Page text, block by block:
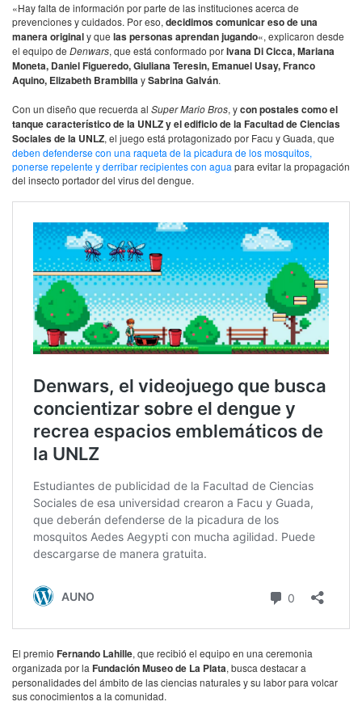
«Hay falta de información por parte de las instituciones acerca de
prevenciones y cuidados. Por eso,decidimos comunicar eso de una
manera originaly que las personas aprendan jugando«, explicaron desde
el equipo de Denwars, que está conformado porIvana Di Cicca, Mariana
Moneta, Daniel Figueredo, Giuliana Teresin, Emanuel Usay, Franco
Aquino, Elizabeth BrambillaySabrina Galván.
Con un diseño que recuerda al Super Mario Bros, ycon postales como el
tanque característico de la UNLZ y el edificio de la Facultad de Ciencias
Sociales de la UNLZ, el juego está protagonizado por Facu y Guada, que
deben defenderse con una raqueta de la picadura de los mosquitos,
ponerse repelente y derribar recipientes con aguapara evitar la propagación
del insecto portador del virus del dengue.
El premio Fernando Lahille, que recibió el equipo en una ceremonia
organizada por laFundación Museo de La Plata, busca destacar a
personalidades del ámbito de las ciencias naturales y su labor para volcar
sus conocimientos a la comunidad.